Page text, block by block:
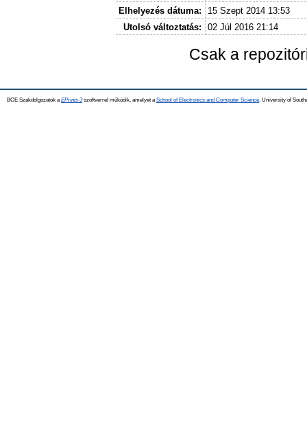
Elhelyezés dátuma:
15 Szept 2014 13:53
Utolsó változtatás:
02 Júl 2016 21:14
Csak a
BCE Szakdolgozatok a EPrints 3szoftverrel működik, amelyet a School of Electronics and Computer Science, University of